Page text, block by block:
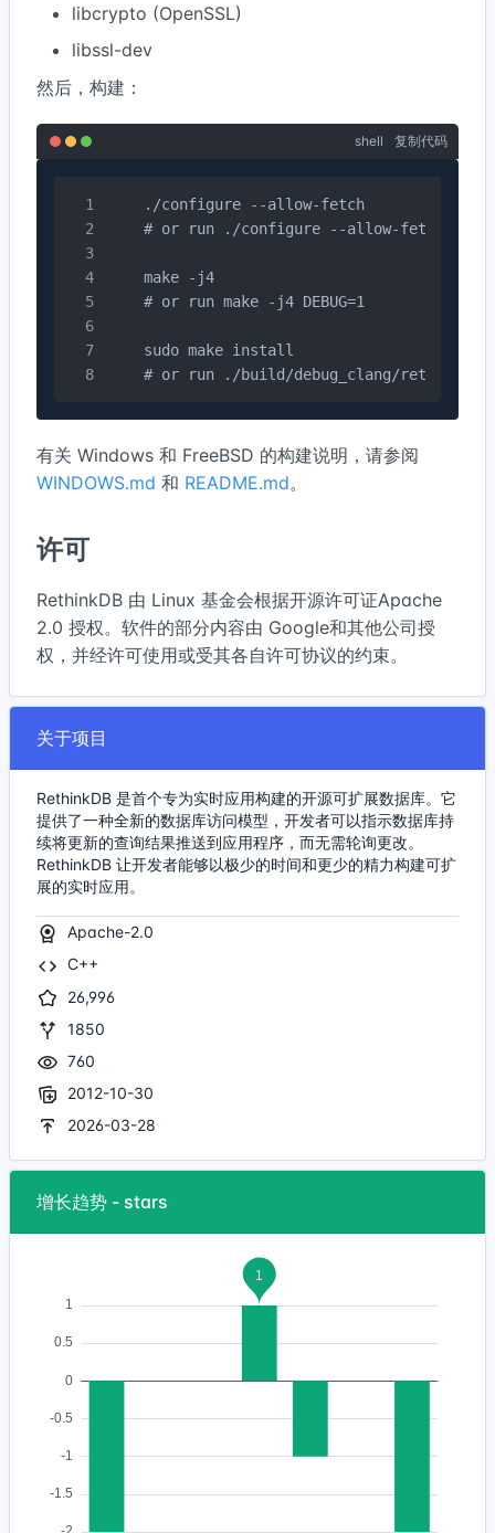
libcrypto (OpenSSL)
libssl-dev
然后，构建：
shell 复制代码
    ./configure --allow-fetch
# or run ./configure --allow-fetch
    make -j4
    # or run make -j4 DEBUG=1
    sudo make install
    # or run ./build/debug_clang/rethinkdb
有关 Windows 和 FreeBSD 的构建说明，请参阅
WINDOWS.md 和 README.md。
许可
RethinkDB 由 Linux 基金会根据开源许可证Apache
2.0 授权。软件的部分内容由 Google和其他公司授
权，并经许可使用或受其各自许可协议的约束。
关于项目
RethinkDB 是首个专为实时应用构建的开源可扩展数据库。它
提供了一种全新的数据库访问模型，开发者可以指示数据库持
续将更新的查询结果推送到应用程序，而无需轮询更改。
RethinkDB 让开发者能够以极少的时间和更少的精力构建可扩
展的实时应用。
Apache-2.0
C++
26,996
1850
760
2012-10-30
2026-03-28
增长趋势 - stars